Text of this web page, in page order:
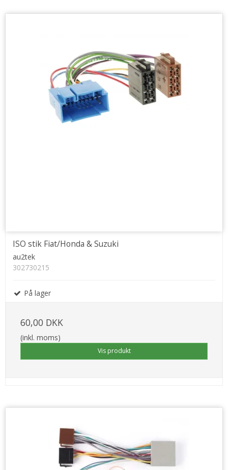
ISO stik Fiat/Honda & Suzuki
au2tek
302730215
På lager
60,00 DKK
(inkl. moms)
Vis produkt